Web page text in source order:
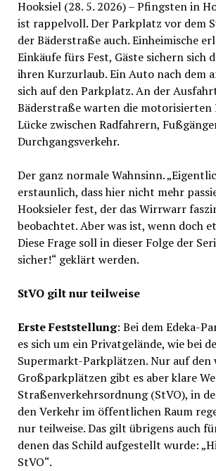
Hooksiel (28. 5. 2026) – Pfingsten in
ist rappelvoll. Der Parkplatz vor dem
der Bäderstraße auch. Einheimische
Einkäufe fürs Fest, Gäste sichern sich
ihren Kurzurlaub. Ein Auto nach dem
sich auf den Parkplatz. An der
Bäderstraße warten die motorisierten
Lücke zwischen Radfahrern,
Durchgangsverkehr.
Der ganz normale Wahnsinn.
erstaunlich, dass hier nicht mehr
Hooksieler fest, der das Wirrwarr
beobachtet. Aber was ist, wenn doch
Diese Frage soll in dieser Folge der
sicher!“ geklärt werden.
StVO gilt nur teilweise
Erste Feststellung: Bei dem Edeka-
es sich um ein Privatgelände, wie bei
Supermarkt-Parkplätzen. Nur auf den
Großparkplätzen gibt es aber klare
Straßenverkehrsordnung (StVO), in
den Verkehr im öffentlichen Raum
nur teilweise. Das gilt übrigens auch
denen das Schild aufgestellt wurde:
StVO“.